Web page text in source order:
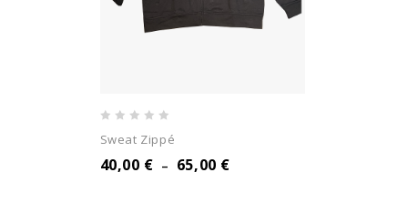
out
of
Sweat Zippé
40,00 € – 65,00 €